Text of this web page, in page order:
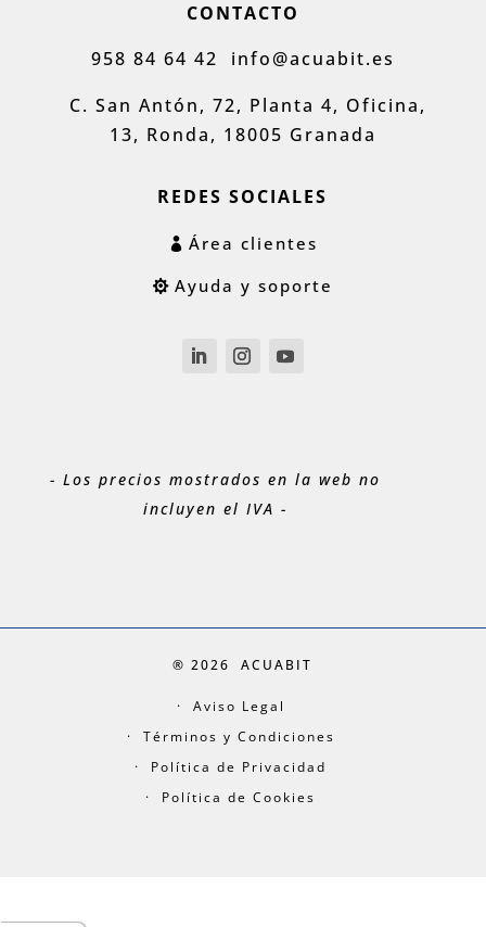
CONTACTO
958 84 64 42 info@acuabit.es
C. San Antón, 72, Planta 4, Oficina,
13, Ronda, 18005 Granada
REDES SOCIALES
Área clientes
Ayuda y soporte
- Los precios mostrados en la web no
incluyen el IVA -
® 2026ACUABIT
Aviso Legal
Términos y Condiciones
Política de Privacidad
Política de Cookies